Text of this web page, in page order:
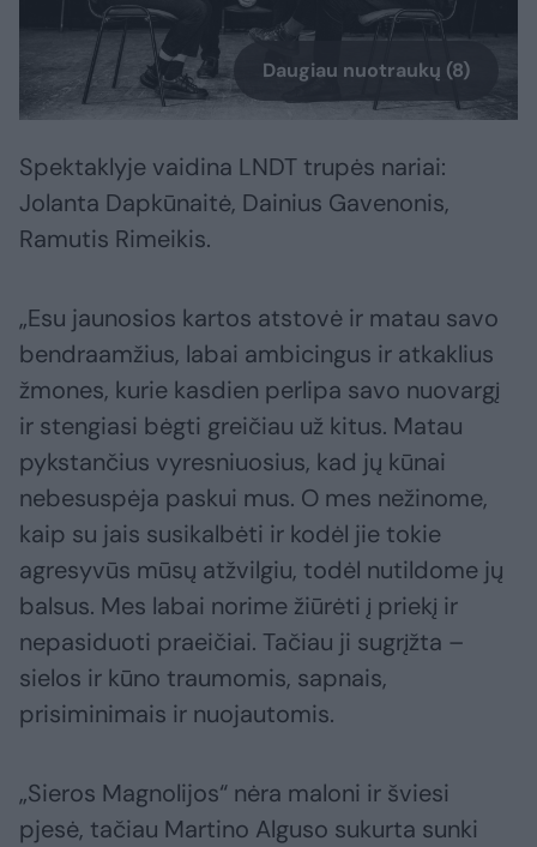
Daugiau nuotraukų (8)
Spektaklyje vaidina LNDT trupės nariai:
Jolanta Dapkūnaitė, Dainius Gavenonis,
Ramutis Rimeikis.
„Esu jaunosios kartos atstovė ir matau savo
bendraamžius, labai ambicingus ir atkaklius
žmones, kurie kasdien perlipa savo nuovargį
ir stengiasi bėgti greičiau už kitus. Matau
pykstančius vyresniuosius, kad jų kūnai
nebesuspėja paskui mus. O mes nežinome,
kaip su jais susikalbėti ir kodėl jie tokie
agresyvūs mūsų atžvilgiu, todėl nutildome jų
balsus. Mes labai norime žiūrėti į priekį ir
nepasiduoti praeičiai. Tačiau ji sugrįžta –
sielos ir kūno traumomis, sapnais,
prisiminimais ir nuojautomis.
„Sieros Magnolijos“ nėra maloni ir šviesi
pjesė, tačiau Martino Alguso sukurta sunki